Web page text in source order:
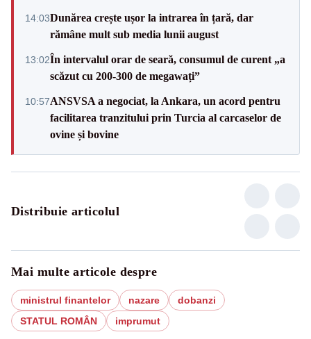
14:03Dunărea crește ușor la intrarea în țară, dar
rămâne mult sub media lunii august
13:02În intervalul orar de seară, consumul de curent „a
scăzut cu 200-300 de megawați”
10:57ANSVSA a negociat, la Ankara, un acord pentru
facilitarea tranzitului prin Turcia al carcaselor de
ovine și bovine
Distribuie articolul
Mai multe articole despre
ministrul finantelor nazare
dobanzi
STATUL ROMÂN
imprumut